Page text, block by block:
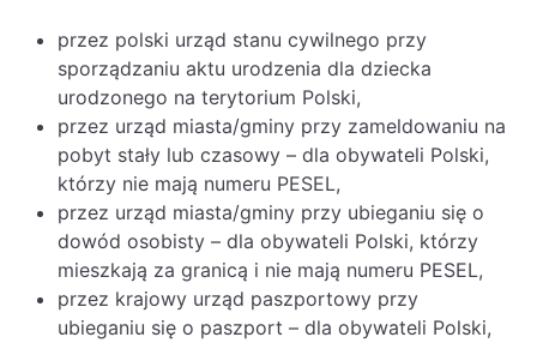
przez polski urząd stanu cywilnego przy
sporządzaniu aktu urodzenia dla dziecka
urodzonego na terytorium Polski,
przez urząd miasta/gminy przy zameldowaniu na
pobyt stały lub czasowy – dla obywateli Polski,
którzy nie mają numeru PESEL,
przez urząd miasta/gminy przy ubieganiu się o
dowód osobisty – dla obywateli Polski, którzy
mieszkają za granicą i nie mają numeru PESEL,
przez krajowy urząd paszportowy przy
ubieganiu się o paszport – dla obywateli Polski,